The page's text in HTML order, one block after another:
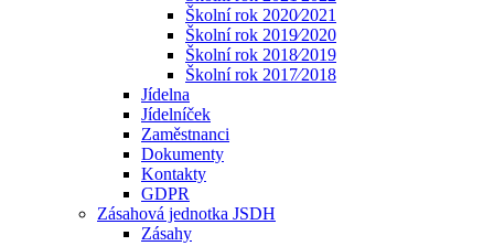
Školní rok 2020⁄2021
Školní rok 2019⁄2020
Školní rok 2018⁄2019
Školní rok 2017⁄2018
Jídelna
Jídelníček
Zaměstnanci
Dokumenty
Kontakty
GDPR
Zásahová jednotka JSDH
Zásahy